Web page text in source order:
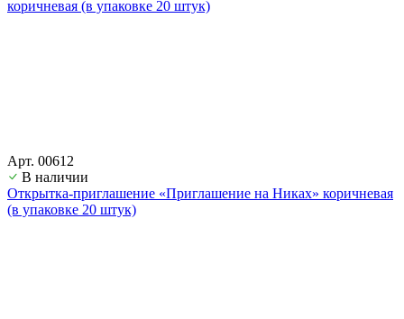
Арт. 00612
В наличии
Открытка-приглашение «Приглашение на Никах» коричневая
(в упаковке 20 штук)